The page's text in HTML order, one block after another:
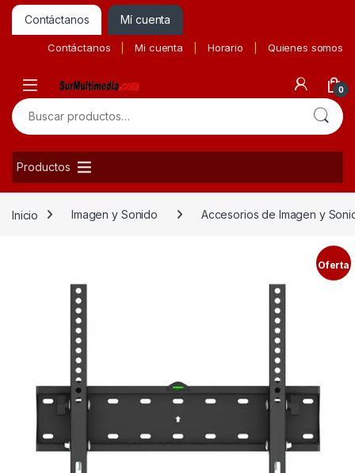
Contáctanos Mí cuenta
Contáctanos Mi cuenta Horario Quienes somos
0
Buscar por:
Productos
Inicio Imagen y Sonido Accesorios de Imagen y
Oferta